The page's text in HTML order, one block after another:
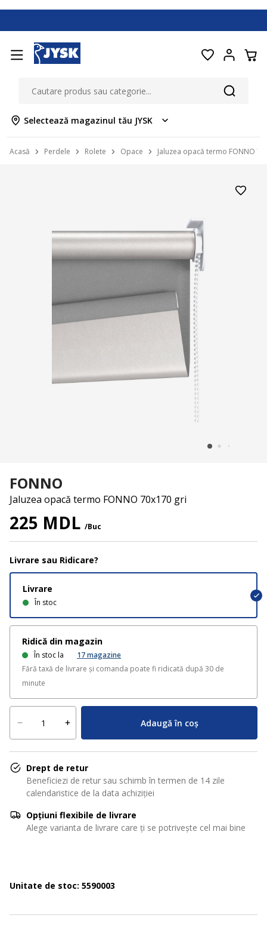
Selectează magazinul tău JYSK
Acasă Perdele Rolete Opace Jaluzea opacă termo FONNO
FONNO
Jaluzea opacă termo FONNO 70x170 gri
225 MDL /Buc
Livrare sau Ridicare?
Livrare
În stoc
Ridică din magazin
În stoc la 17magazine
Fără taxă de livrare și comanda poate fi ridicată după 30 de
minute
Adaugă în coș
Drept de retur
Beneficiezi de retur sau schimb în termen de 14 zile
calendaristice de la data achiziției
Opțiuni flexibile de livrare
Alege varianta de livrare care ți se potrivește cel mai bine
Unitate de stoc: 5590003